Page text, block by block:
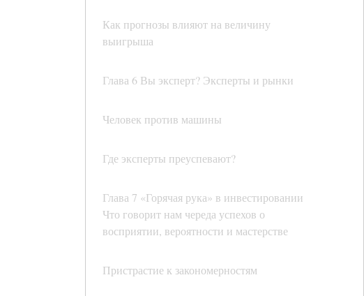
Как прогнозы влияют на величину
выигрыша
Глава 6 Вы эксперт? Эксперты и рынки
Человек против машины
Где эксперты преуспевают?
Глава 7 «Горячая рука» в инвестировании
Что говорит нам череда успехов о
восприятии, вероятности и мастерстве
Пристрастие к закономерностям